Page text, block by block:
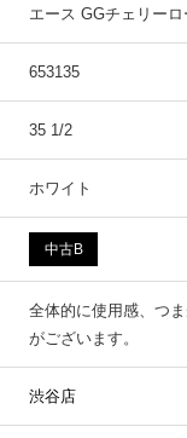
エース GGチェリー
653135
35 1/2
ホワイト
中古B
全体的に使用感、つ
がございます。
渋谷店